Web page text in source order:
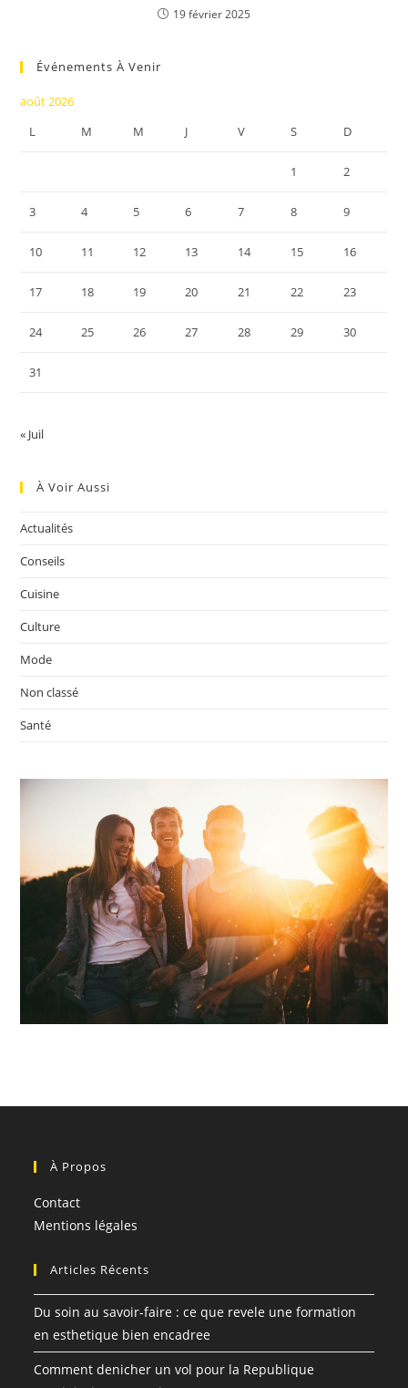
19 février 2025
Événements À Venir
août 2026
L
M M J V S D
1 2
3 4 5 6 7 8 9
10 11 12 13 14 15 16
17 18 19 20 21 22 23
24 25 26 27 28 29 30
31
« Juil
À Voir Aussi
Actualités
Conseils
Cuisine
Culture
Mode
Non classé
Santé
À Propos
Contact
Mentions légales
Articles Récents
Du soin au savoir-faire : ce que revele une formation
en esthetique bien encadree
Comment denicher un vol pour la Republique